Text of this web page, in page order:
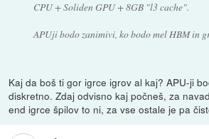
CPU + Soliden GPU + 8GB "l3 cache".
APUji bodo zanimivi, ko bodo mel HBM in
Kaj da boš ti gor igrce igrov al kaj? APU-ji
diskretno. Zdaj odvisno kaj počneš, za
end igrce špilov to ni, za vse ostale je pa